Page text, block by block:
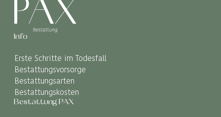
Info
Erste Schritte im Todesfall
Bestattungsvorsorge
Bestattungsarten
Bestattungskosten
Bestattung PAX